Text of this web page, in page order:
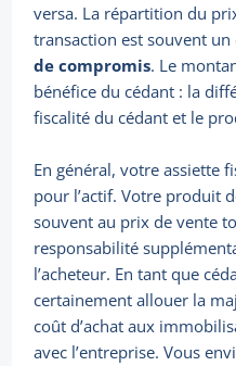
versa. La répartition du
transaction est souvent
de compromis. Le
bénéfice du cédant : la
fiscalité du cédant et le
En général, votre assiette
pour l’actif. Votre produit
souvent au prix de vente
responsabilité
l’acheteur. En tant que
certainement allouer la
coût d’achat aux
avec l’entreprise. Vous